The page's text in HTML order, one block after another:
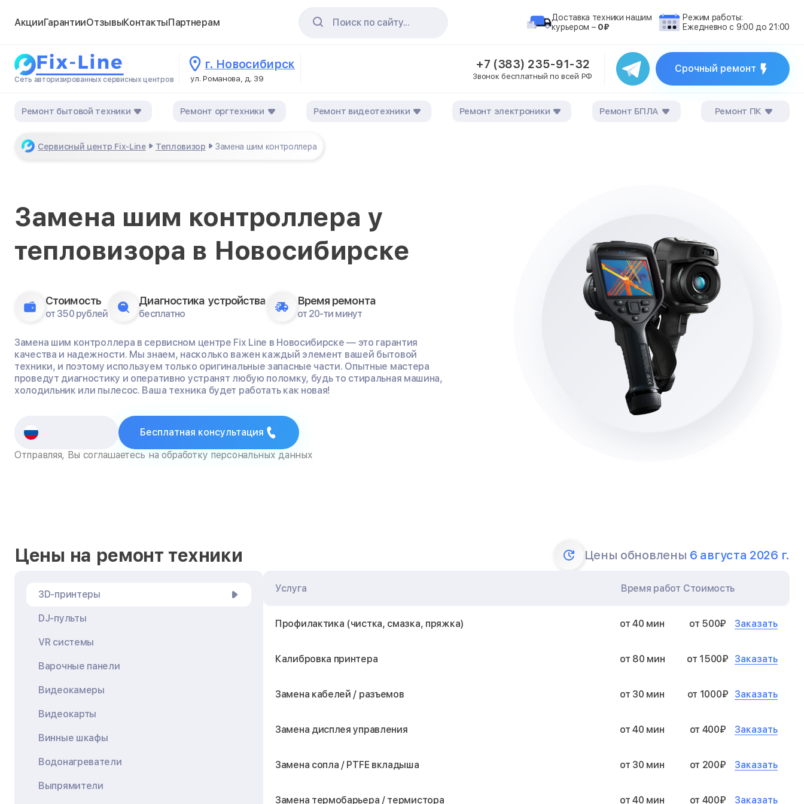
АкцииГарантииОтзывыКонтактыПартнерам Поиск по сайту...
Доставка техники нашим
курьером – 0₽
Режим работы:
Ежедневно с 9:00 до 21:00
Сеть авторизированных сервисных центров
г. Новосибирск
ул. Романова, д. 39
+7 (383) 235-91-32
Звонок бесплатный по всей РФ
Срочный ремонт
Ремонт бытовой техники Ремонт оргтехники Ремонт видеотехники Ремонт электроники Ремонт БПЛА Ремонт ПК
Сервисный центр Fix-Line Тепловизор Замена шим контроллера
Замена шим контроллера у
тепловизора в Новосибирске
Стоимость
от 350 рублей
Диагностика устройства
бесплатно
Время ремонта
от 20-ти минут
Замена шим контроллера в сервисном центре Fix Line в Новосибирске — это гарантия
качества и надежности. Мы знаем, насколько важен каждый элемент вашей бытовой
техники, и поэтому используем только оригинальные запасные части. Опытные мастера
проведут диагностику и оперативно устранят любую поломку, будь то стиральная машина,
холодильник или пылесос. Ваша техника будет работать как новая!
Бесплатная консультация
Отправляя, Вы соглашаетесь на обработку персональных данных
Цены на ремонт техники Цены обновлены 6 августа 2026 г.
3D-принтеры
DJ-пульты
VR системы
Варочные панели
Видеокамеры
Видеокарты
Винные шкафы
Водонагреватели
Выпрямители
Услуга Время работ Стоимость
Профилактика (чистка, смазка, пряжка) от 40 мин от 500₽ Заказать
Калибровка принтера от 80 мин от 1500₽ Заказать
Замена кабелей / разъемов от 30 мин от 1000₽ Заказать
Замена дисплея управления от 40 мин от 400₽ Заказать
Замена сопла / PTFE вкладыша от 30 мин от 200₽ Заказать
Замена термобарьера / термистора от 40 мин от 400₽ Заказать